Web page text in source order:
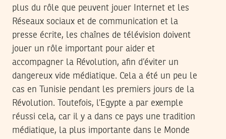
plus du rôle que peuvent jouer Internet et les
Réseaux sociaux et de communication et la
presse écrite, les chaînes de télévision doivent
jouer un rôle important pour aider et
accompagner la Révolution, afin d’éviter un
dangereux vide médiatique. Cela a été un peu le
cas en Tunisie pendant les premiers jours de la
Révolution. Toutefois, l’Egypte a par exemple
réussi cela, car il y a dans ce pays une tradition
médiatique, la plus importante dans le Monde